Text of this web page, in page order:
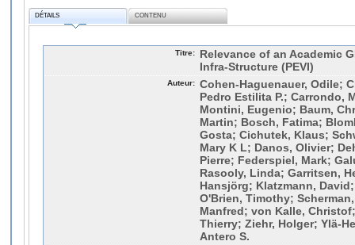
DÉTAILS CONTENU
Titre:
Relevance of an Academic
Infra-Structure (PEVI)
Auteur: Cohen-Haguenauer, Odile;
Pedro Estilita P.; Carrondo,
Montini, Eugenio; Baum,
Martin; Bosch, Fatima;
Gosta; Cichutek, Klaus;
Mary K L; Danos, Olivier;
Pierre; Federspiel, Mark;
Rasooly, Linda; Garritsen,
Hansjörg; Klatzmann,
O'Brien, Timothy;
Manfred; von Kalle,
Thierry; Ziehr, Holger; Ylä-
Antero S.